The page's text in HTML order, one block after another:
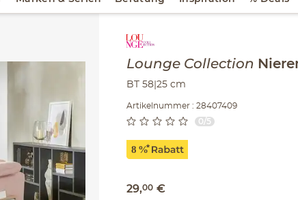
Inhalt der Seitenleiste überspringen
Lounge Collection
BT 58|25 cm
Artikelnummer : 28407409
0/5
29,00 €